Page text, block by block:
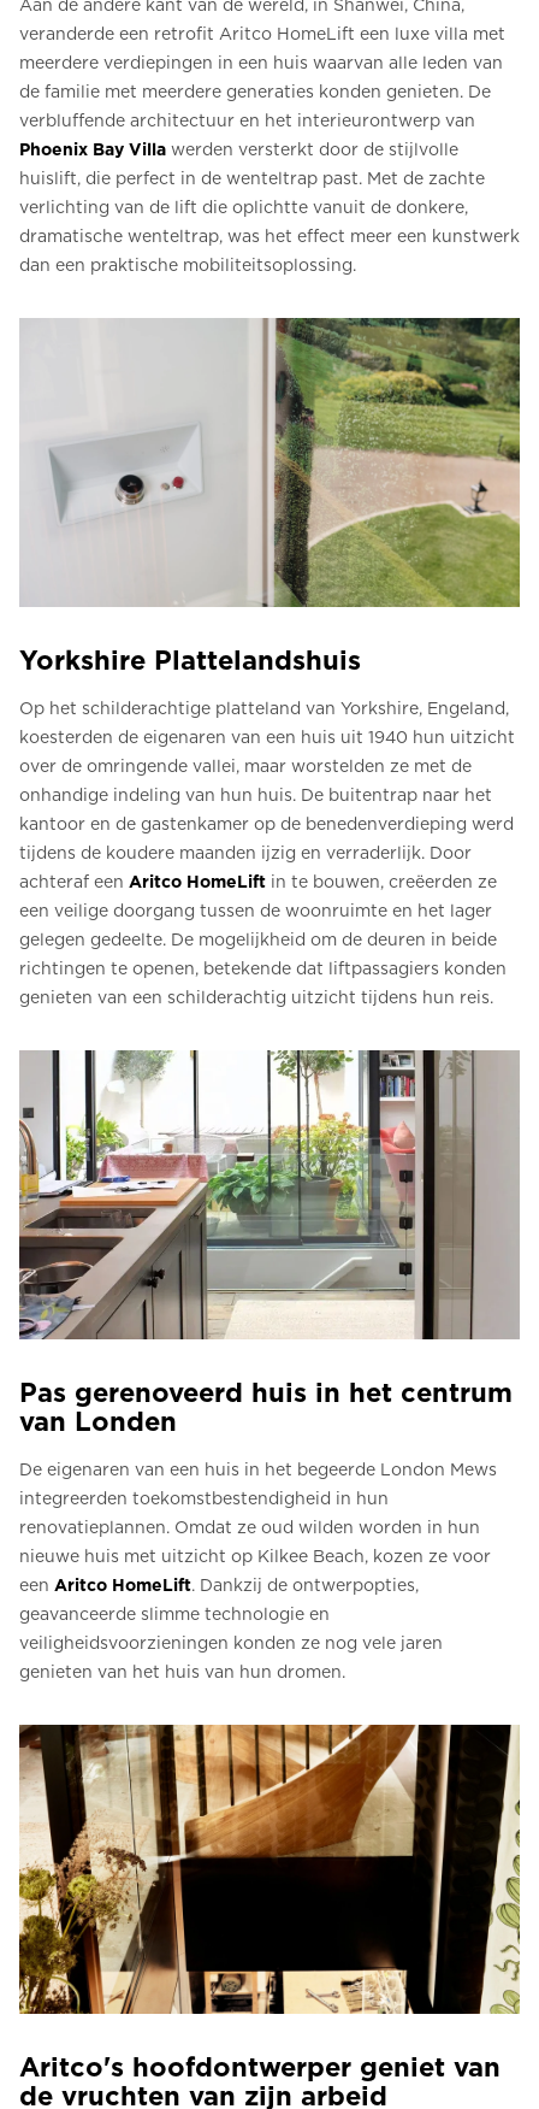
Aan de andere kant van de wereld, in Shanwei, China,
veranderde een retrofit Aritco HomeLift een luxe villa met
meerdere verdiepingen in een huis waarvan alle leden van
de familie met meerdere generaties konden genieten. De
verbluffende architectuur en het interieurontwerp van
Phoenix Bay Villa werden versterkt door de stijlvolle
huislift, die perfect in de wenteltrap past. Met de zachte
verlichting van de lift die oplichtte vanuit de donkere,
dramatische wenteltrap, was het effect meer een kunstwerk
dan een praktische mobiliteitsoplossing.
Yorkshire Plattelandshuis
Op het schilderachtige platteland van Yorkshire, Engeland,
koesterden de eigenaren van een huis uit 1940 hun uitzicht
over de omringende vallei, maar worstelden ze met de
onhandige indeling van hun huis. De buitentrap naar het
kantoor en de gastenkamer op de benedenverdieping werd
tijdens de koudere maanden ijzig en verraderlijk. Door
achteraf een Aritco HomeLift in te bouwen, creëerden ze
een veilige doorgang tussen de woonruimte en het lager
gelegen gedeelte. De mogelijkheid om de deuren in beide
richtingen te openen, betekende dat liftpassagiers konden
genieten van een schilderachtig uitzicht tijdens hun reis.
Pas gerenoveerd huis in het centrum
van Londen
De eigenaren van een huis in het begeerde London Mews
integreerden toekomstbestendigheid in hun
renovatieplannen. Omdat ze oud wilden worden in hun
nieuwe huis met uitzicht op Kilkee Beach, kozen ze voor
een Aritco HomeLift. Dankzij de ontwerpopties,
geavanceerde slimme technologie en
veiligheidsvoorzieningen konden ze nog vele jaren
genieten van het huis van hun dromen.
Aritco's hoofdontwerper geniet van
de vruchten van zijn arbeid